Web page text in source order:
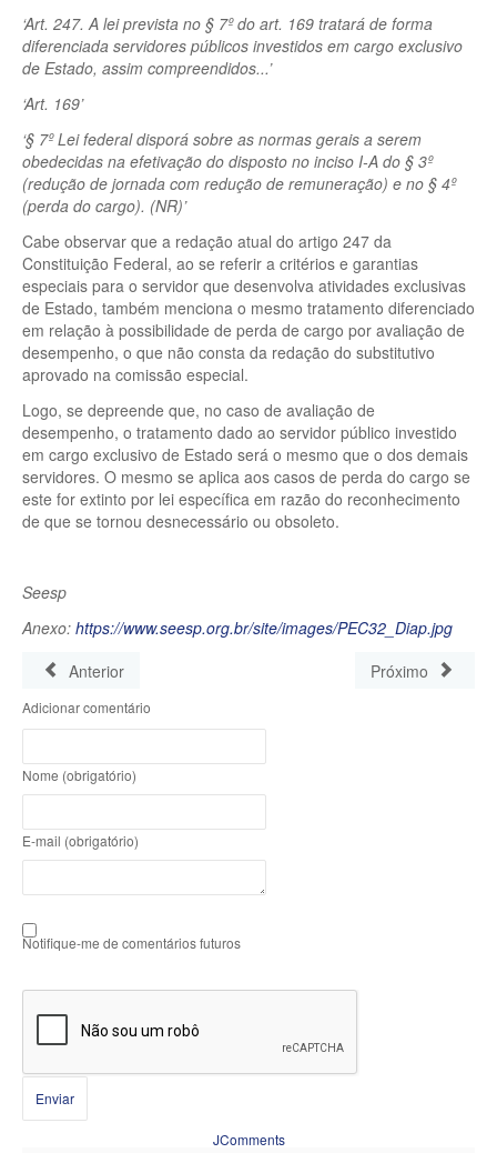
‘Art. 247. A lei prevista no § 7º do art. 169 tratará de forma
diferenciada servidores públicos investidos em cargo exclusivo
de Estado, assim compreendidos...’
‘Art. 169’
‘§ 7º Lei federal disporá sobre as normas gerais a serem
obedecidas na efetivação do disposto no inciso I-A do § 3º
(redução de jornada com redução de remuneração) e no § 4º
(perda do cargo). (NR)’
Cabe observar que a redação atual do artigo 247 da
Constituição Federal, ao se referir a critérios e garantias
especiais para o servidor que desenvolva atividades exclusivas
de Estado, também menciona o mesmo tratamento diferenciado
em relação à possibilidade de perda de cargo por avaliação de
desempenho, o que não consta da redação do substitutivo
aprovado na comissão especial.
Logo, se depreende que, no caso de avaliação de
desempenho, o tratamento dado ao servidor público investido
em cargo exclusivo de Estado será o mesmo que o dos demais
servidores. O mesmo se aplica aos casos de perda do cargo se
este for extinto por lei específica em razão do reconhecimento
de que se tornou desnecessário ou obsoleto.
Seesp
Anexo: https://www.seesp.org.br/site/images/PEC32_Diap.jpg
Anterior
Próximo
Adicionar comentário
Nome (obrigatório)
E-mail (obrigatório)
Notifique-me de comentários futuros
Enviar
JComments